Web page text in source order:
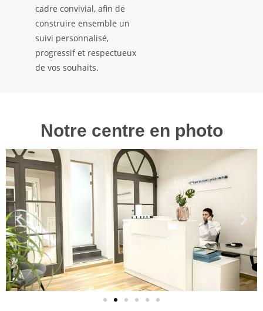
cadre convivial, afin de
construire ensemble un
suivi personnalisé,
progressif et respectueux
de vos souhaits.
Notre centre en photo